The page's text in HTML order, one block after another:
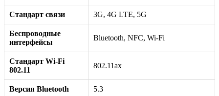
Стандарт связи 3G, 4G LTE, 5G
Беспроводные
интерфейсы
Bluetooth, NFC, Wi-Fi
Стандарт Wi-Fi
802.11
802.11ax
Версия Bluetooth 5.3